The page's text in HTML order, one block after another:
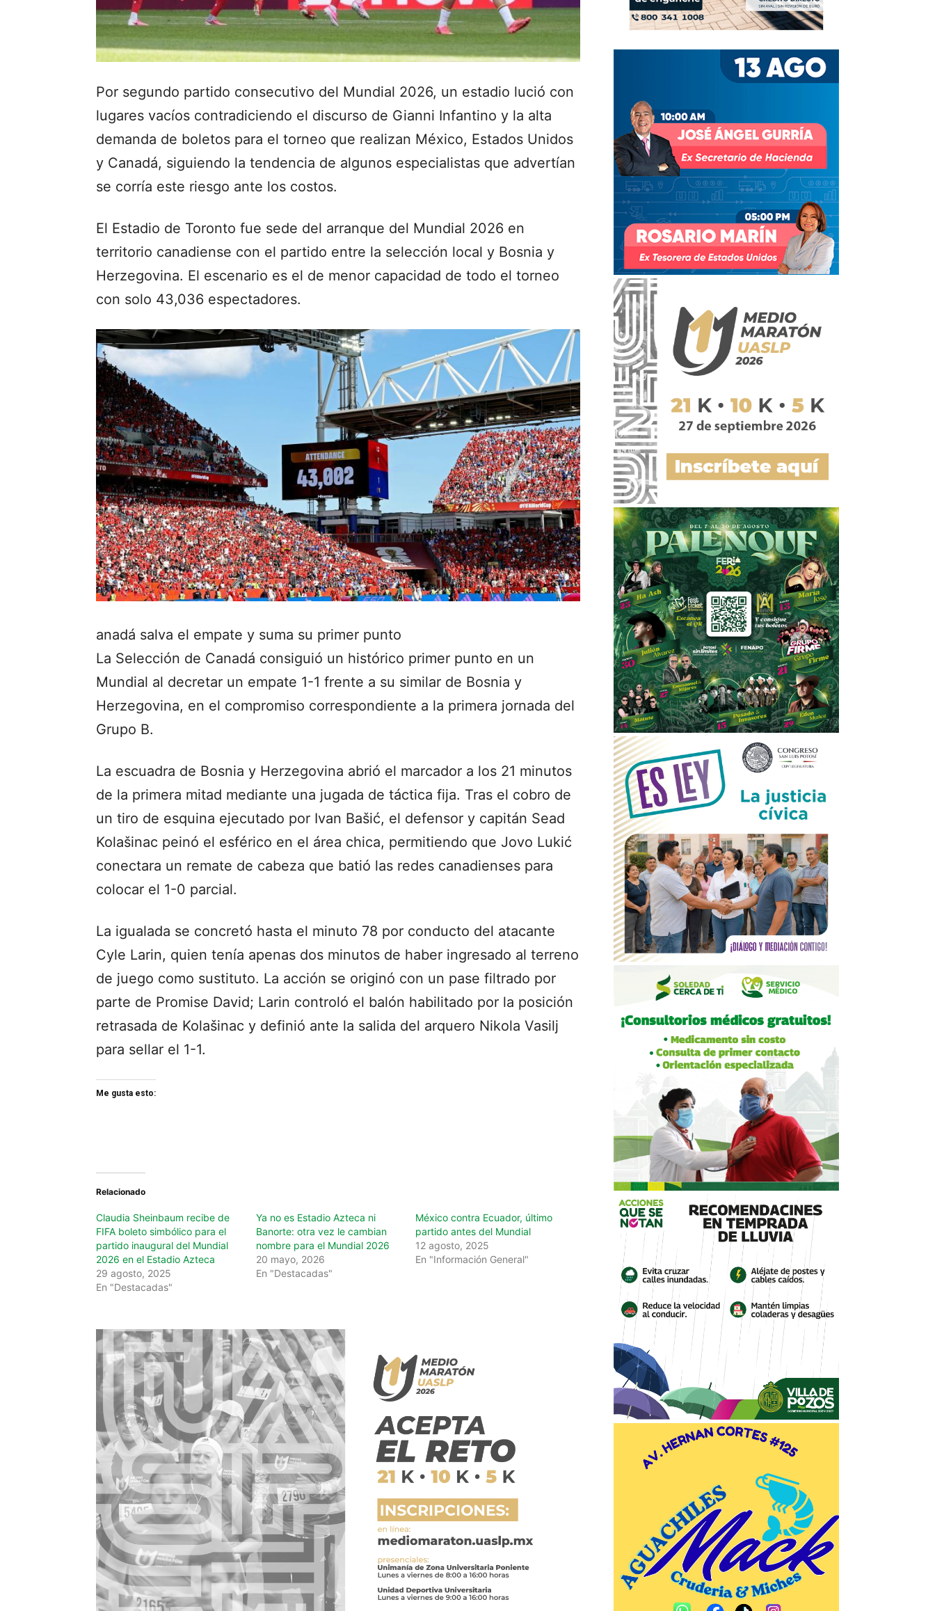
Por segundo partido consecutivo del Mundial 2026, un estadio lució con
lugares vacíos contradiciendo el discurso de Gianni Infantino y la alta
demanda de boletos para el torneo que realizan México, Estados Unidos
y Canadá, siguiendo la tendencia de algunos especialistas que advertían
se corría este riesgo ante los costos.
El Estadio de Toronto fue sede del arranque del Mundial 2026 en
territorio canadiense con el partido entre la selección local y Bosnia y
Herzegovina. El escenario es el de menor capacidad de todo el torneo
con solo 43,036 espectadores.
anadá salva el empate y suma su primer punto
La Selección de Canadá consiguió un histórico primer punto en un
Mundial al decretar un empate 1-1 frente a su similar de Bosnia y
Herzegovina, en el compromiso correspondiente a la primera jornada del
Grupo B.
La escuadra de Bosnia y Herzegovina abrió el marcador a los 21 minutos
de la primera mitad mediante una jugada de táctica fija. Tras el cobro de
un tiro de esquina ejecutado por Ivan Bašić, el defensor y capitán Sead
Kolašinac peinó el esférico en el área chica, permitiendo que Jovo Lukić
conectara un remate de cabeza que batió las redes canadienses para
colocar el 1-0 parcial.
La igualada se concretó hasta el minuto 78 por conducto del atacante
Cyle Larin, quien tenía apenas dos minutos de haber ingresado al terreno
de juego como sustituto. La acción se originó con un pase filtrado por
parte de Promise David; Larin controló el balón habilitado por la posición
retrasada de Kolašinac y definió ante la salida del arquero Nikola Vasilj
para sellar el 1-1.
Me gusta esto:
Relacionado
Claudia Sheinbaum recibe de
FIFA boleto simbólico para el
partido inaugural del Mundial
2026 en el Estadio Azteca
29 agosto, 2025
En "Destacadas"
Ya no es Estadio Azteca ni
Banorte: otra vez le cambian
nombre para el Mundial 2026
20 mayo, 2026
En "Destacadas"
México contra Ecuador, último
partido antes del Mundial
12 agosto, 2025
En "Información General"